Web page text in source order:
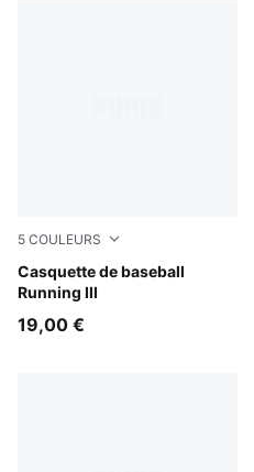
5 COULEURS
Casquette de baseball
Running III
Créme De Mint
19,00 €